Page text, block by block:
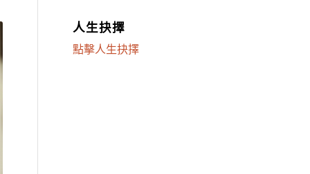
人生抉擇
點擊人生抉擇